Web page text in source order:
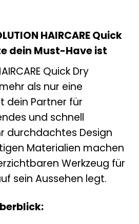
HAIRCARE Quick
dein Must-Have ist
Quick Dry
als nur eine
dein Partner für
und schnell
durchdachtes Design
Materialien machen
Werkzeug für
sein Aussehen legt.